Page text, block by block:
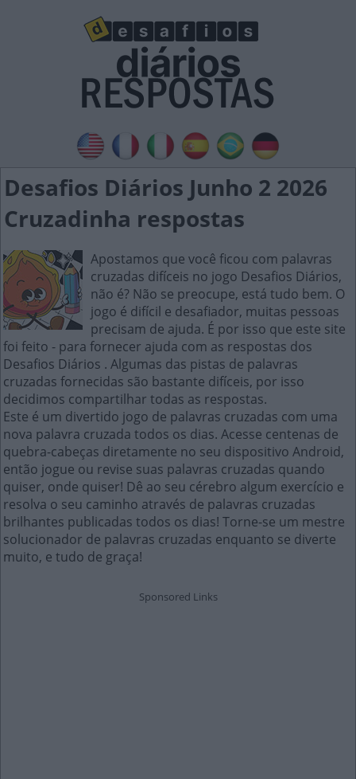
Desafios Diários Junho 2 2026
Cruzadinha respostas
Apostamos que você ficou com palavras
cruzadas difíceis no jogo Desafios Diários,
não é? Não se preocupe, está tudo bem. O
jogo é difícil e desafiador, muitas pessoas
precisam de ajuda. É por isso que este site
foi feito - para fornecer ajuda com as respostas dos
Desafios Diários . Algumas das pistas de palavras
cruzadas fornecidas são bastante difíceis, por isso
decidimos compartilhar todas as respostas.
Este é um divertido jogo de palavras cruzadas com uma
nova palavra cruzada todos os dias. Acesse centenas de
quebra-cabeças diretamente no seu dispositivo Android,
então jogue ou revise suas palavras cruzadas quando
quiser, onde quiser! Dê ao seu cérebro algum exercício e
resolva o seu caminho através de palavras cruzadas
brilhantes publicadas todos os dias! Torne-se um mestre
solucionador de palavras cruzadas enquanto se diverte
muito, e tudo de graça!